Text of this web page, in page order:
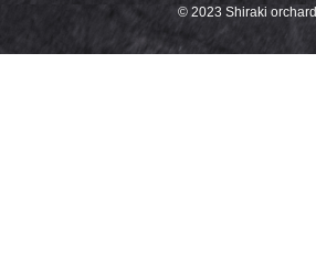
© 2023 Shiraki orchard